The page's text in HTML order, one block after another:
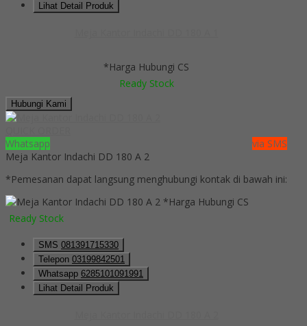
Lihat Detail Produk
*Harga Hubungi CS
Ready Stock
Hubungi Kami
Whatsapp
via SMS
Meja Kantor Indachi DD 180 A 2
*Pemesanan dapat langsung menghubungi kontak di bawah ini:
*Harga Hubungi CS
Ready Stock
SMS 081391715330
Telepon 03199842501
Whatsapp 6285101091991
Lihat Detail Produk